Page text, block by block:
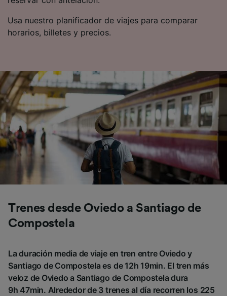
Usa nuestro planificador de viajes para comparar
horarios, billetes y precios.
Trenes desde Oviedo a Santiago de
Compostela
La duración media de viaje en tren entre Oviedo y
Santiago de Compostela es de 12h 19min. El tren más
veloz de Oviedo a Santiago de Compostela dura
9h 47min. Alrededor de 3 trenes al día recorren los 225